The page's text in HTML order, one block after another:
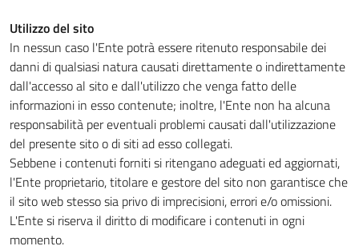
Utilizzo del sito
In nessun caso l'Ente potrà essere ritenuto responsabile dei
danni di qualsiasi natura causati direttamente o indirettamente
dall'accesso al sito e dall'utilizzo che venga fatto delle
informazioni in esso contenute; inoltre, l'Ente non ha alcuna
responsabilità per eventuali problemi causati dall'utilizzazione
del presente sito o di siti ad esso collegati.
Sebbene i contenuti forniti si ritengano adeguati ed aggiornati,
l'Ente proprietario, titolare e gestore del sito non garantisce che
il sito web stesso sia privo di imprecisioni, errori e/o omissioni.
L'Ente si riserva il diritto di modificare i contenuti in ogni
momento.